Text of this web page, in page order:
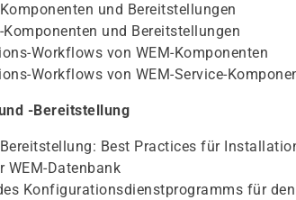
und Bereitstellungen
Komponenten und Bereitstellungen
Workflows von WEM-Komponenten
Workflows von WEM-Service-
-Bereitstellung
Best Practices für
WEM-Datenbank
Konfigurationsdienstprogramms für